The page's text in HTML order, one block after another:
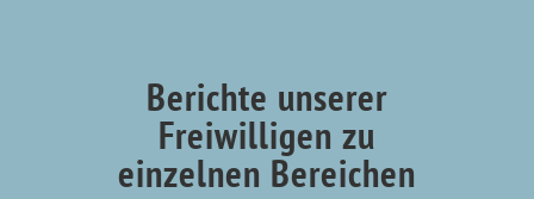
Berichte unserer
Freiwilligen zu
einzelnen Bereichen